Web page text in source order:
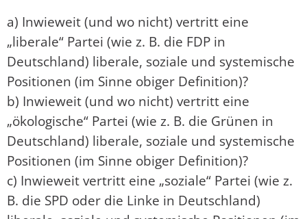
a) Inwieweit (und wo nicht) vertritt eine
„liberale“ Partei (wie z. B. die FDP in
Deutschland) liberale, soziale und systemische
Positionen (im Sinne obiger Definition)?
b) Inwieweit (und wo nicht) vertritt eine
„ökologische“ Partei (wie z. B. die Grünen in
Deutschland) liberale, soziale und systemische
Positionen (im Sinne obiger Definition)?
c) Inwieweit vertritt eine „soziale“ Partei (wie z.
B. die SPD oder die Linke in Deutschland)